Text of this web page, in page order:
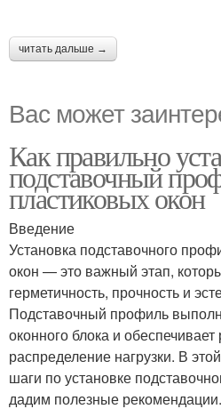
читать дальше →
Вас может
Как правильно
подставочный
пластиковых окон
Введение
Установка подставочного
окон — это важный этап,
герметичность, прочность и
Подставочный профиль
оконного блока и
распределение нагрузки. В
шаги по установке
дадим полезные рекомендации.